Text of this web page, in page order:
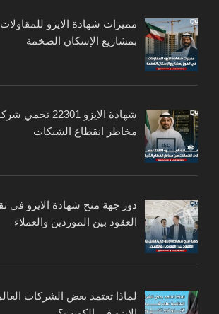
مميزات شهادة الايزو
بمشاريع الإسكان الضخمة
شهادة الايزو
مخاطر انقطاع الشبكات
دور جهة منح شهادة الايزو في
العقود بين الموردين والعملاء
لماذا تعتمد بعض الشركات